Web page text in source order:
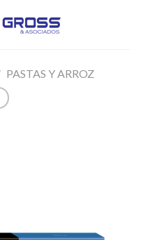
PASTAS Y ARROZ